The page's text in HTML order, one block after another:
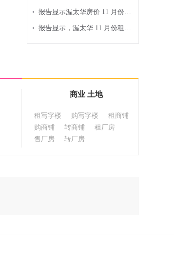
• 报告显示渥太华房价 11 月份上涨 4.6％
• 报告显示，渥太华 11 月份租金价格下跌 3％
商业 土地
租写字楼 购写字楼
租商铺
购商铺
转商铺
租厂房
售厂房
转厂房